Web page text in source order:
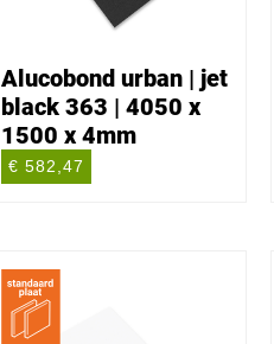
Alucobond urban | jet
black 363 | 4050 x
1500 x 4mm
€ 582,47